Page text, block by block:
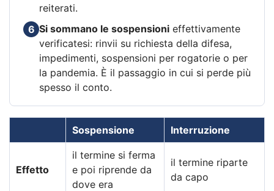
reiterati.
6 Si sommano le sospensioni effettivamente
verificatesi: rinvii su richiesta della difesa,
impedimenti, sospensioni per rogatorie o per
la pandemia. È il passaggio in cui si perde più
spesso il conto.
Sospensione Interruzione
Effetto
il termine si ferma
e poi riprende da
dove era
il termine riparte
da capo